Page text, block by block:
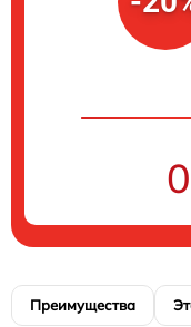
Преимущества